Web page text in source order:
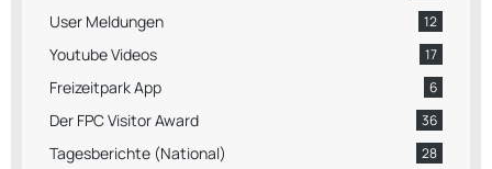
User Meldungen 12
Youtube Videos 17
Freizeitpark App 6
Der FPC Visitor Award 36
Tagesberichte (National) 28